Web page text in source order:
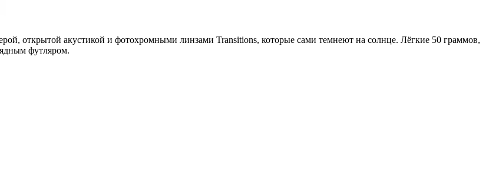
открытой акустикой и фотохромными линзами Transitions, которые сами темнеют на солнце. Лёгкие 50 граммов,
футляром.